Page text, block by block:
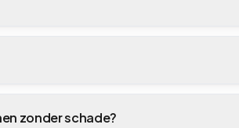
zonder schade?